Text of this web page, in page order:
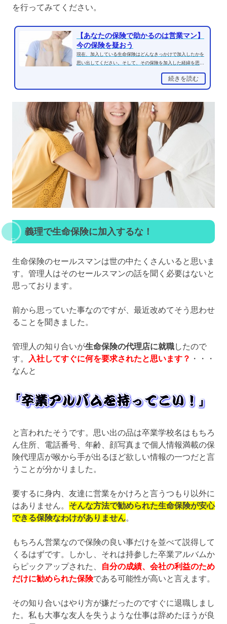
を行ってみてください。
【あなたの保険で助かるのは営業マン】
今の保険を疑おう
現在、加入している生命保険はどんなきっかけで加入したかを
思い出してください。そして、その保険を加入した経緯を思い
続きを読む
義理で生命保険に加入するな！
生命保険のセールスマンは世の中たくさんいると思いま
す。管理人はそのセールスマンの話を聞く必要はないと
思っております。
前から思っていた事なのですが、最近改めてそう思わせ
ることを聞きました。
管理人の知り合いが生命保険の代理店に就職したので
す。
入社してすぐに何を要求されたと思います？ ・・・
なんと
と言われたそうです。思い出の品は卒業学校名はもちろ
ん住所、電話番号、年齢、顔写真まで個人情報満載の保
険代理店が喉から手が出るほど欲しい情報の一つだと言
うことが分かりました。
要するに身内、友達に営業をかけろと言うつもり以外に
はありません。 そんな方法で勧められた生命保険が安心
できる保険なわけがありません。
もちろん営業なので保険の良い事だけを並べて説得して
くるはずです。しかし、それは持参した卒業アルバムか
らピックアップされた、
自分の成績、会社の利益のため
だけに勧められた保険である可能性が高いと言えます。
その知り合いはやり方が嫌だったのですぐに退職しまし
た。私も大事な友人を失うような仕事は辞めたほうが良